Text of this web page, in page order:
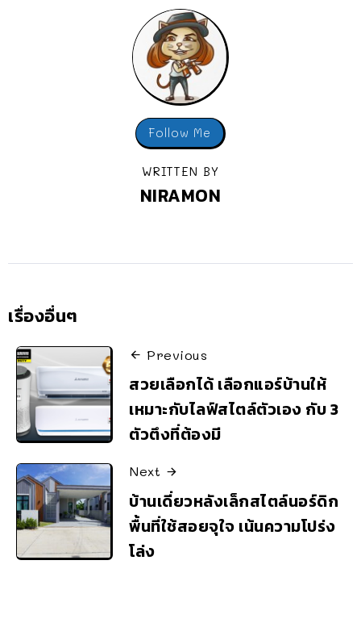
Follow Me
WRITTEN BY
NIRAMON
เรื่องอื่นๆ
Previous
สวยเลือกได้ เลือกแอร์บ้านให้
เหมาะกับไลฟ์สไตล์ตัวเอง กับ 3
ตัวตึงที่ต้องมี
Next
บ้านเดี่ยวหลังเล็กสไตล์นอร์ดิก
พื้นที่ใช้สอยจุใจ เน้นความโปร่ง
โล่ง